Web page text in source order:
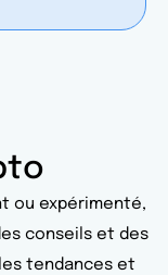
ou expérimenté,
conseils et des
tendances et